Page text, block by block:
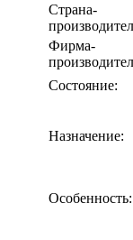
Страна-
Фирма-
Состояние:
Назначение:
Особенность: